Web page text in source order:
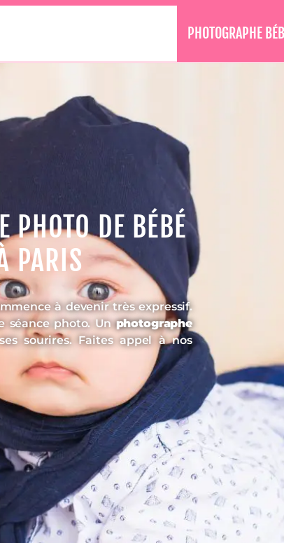
PHOTOGRAPHE
PHOTO DE BÉBÉ
PARIS
à devenir très expressif.
séance photo. Unphotographe
sourires. Faites appel à nos